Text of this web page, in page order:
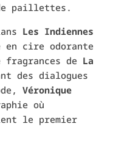
paillettes.
Les Indiennes
en cire odorante
de La
des dialogues
Véronique
où
le premier